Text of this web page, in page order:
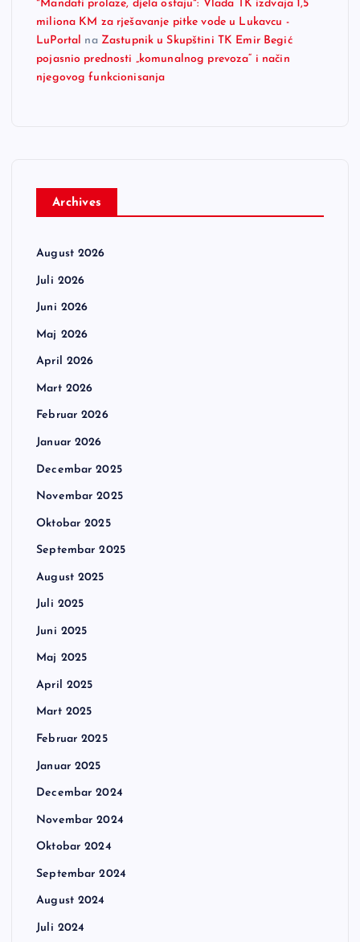
"Mandati prolaze, djela ostaju": Vlada TK izdvaja 1,5
miliona KM za rješavanje pitke vode u Lukavcu -
LuPortal na Zastupnik u Skupštini TK Emir Begić
pojasnio prednosti „komunalnog prevoza“ i način
njegovog funkcionisanja
Archives
August 2026
Juli 2026
Juni 2026
Maj 2026
April 2026
Mart 2026
Februar 2026
Januar 2026
Decembar 2025
Novembar 2025
Oktobar 2025
Septembar 2025
August 2025
Juli 2025
Juni 2025
Maj 2025
April 2025
Mart 2025
Februar 2025
Januar 2025
Decembar 2024
Novembar 2024
Oktobar 2024
Septembar 2024
August 2024
Juli 2024